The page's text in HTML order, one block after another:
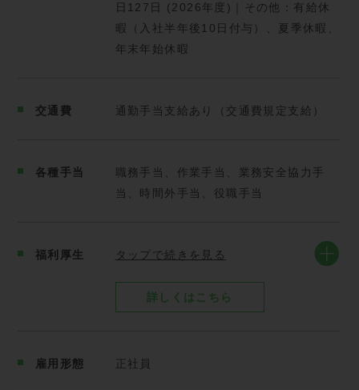
・運転免許をステップアップして、２t・４t車や大型
＊資格支援制度の会社費用負担で、中型、大型運転免
・全体の業務を把握し、工場管理者・業務管理部・運
────────────────────────────────
─────────────────
「守秘義務があるので詳しく言えませんが、誰もが知
る大手企業や国立施設などに引き取りに行くので、毎
しんでいろんな現場に行ってます。 工場内ではチー
日127日 (2026年度)｜その他：有給休
暇（入社半年後10日付与）、夏季休暇、
年末年始休暇
交通費 通勤手当支給あり（交通費規定支給）
各種手当
職務手当、作業手当、業務安全協力手
当、時間外手当、役職手当
福利厚生 タップで続きを見る
詳しくはこちら
雇用形態 正社員